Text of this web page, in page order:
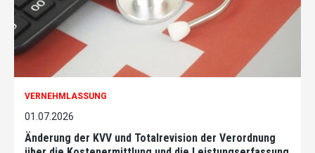
VERNEHMLASSUNG
01.07.2026
Änderung der KVV und Totalrevision der Verordnung